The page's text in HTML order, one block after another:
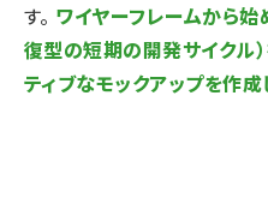
す。 ワイヤーフレームから始
復型の短期の開発サイクル
ティブなモックアップを作成